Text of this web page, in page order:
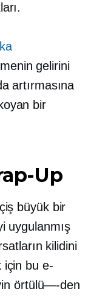
gelirini
artırmasına
bir
Up
büyük bir
uygulanmış
kilidini
için bu e-
örtülü—-den